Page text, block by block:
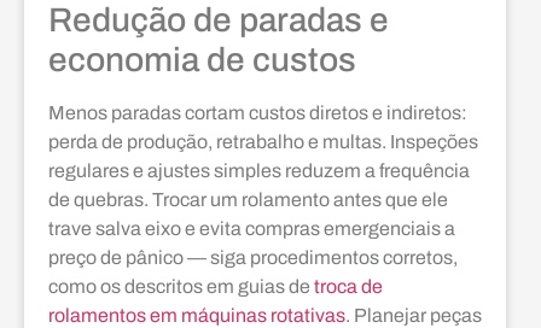
Redução de paradas e
economia de custos
Menos paradas cortam custos diretos e indiretos:
perda de produção, retrabalho e multas. Inspeções
regulares e ajustes simples reduzem a frequência
de quebras. Trocar um rolamento antes que ele
trave salva eixo e evita compras emergenciais a
preço de pânico — siga procedimentos corretos,
como os descritos em guias de troca de
rolamentos em máquinas rotativas. Planejar peças